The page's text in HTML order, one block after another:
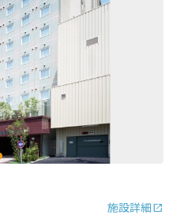
施設詳細